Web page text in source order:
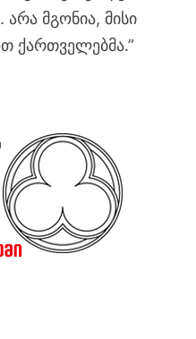
არა მგონია, მისი
ქართველებმა.”